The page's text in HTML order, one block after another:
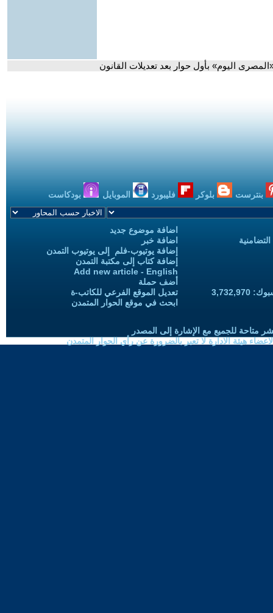
اليوم» بأول حوار بعد تعديلات القانون
بنترست بلوكر فليبورد الموبايل بودكاست
اضافة موضوع جديد
اضافة خبر
إضافة يوتيوب-فلم إلى يوتيوب التمدن
إضافة كتاب إلى مكتبة التمدن
Add new article - English
أضف حملة
تعديل الموقع الفرعي للكاتب-ة
ابحث في موقع الحوار المتمدن
متاحة للجميع مع الإشارة إلى المصدر
هيئة الادارة لا تعبر بالضرورة عن رأي الحوار المتمدن